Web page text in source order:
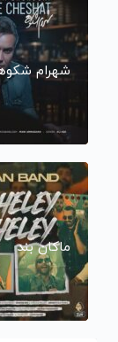
شهرام
ماکان بند